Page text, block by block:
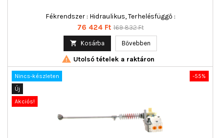
Fékrendszer : Hidraulikus, Terhelésfüggő :
Ár
76 424 Ft Normál
169 832 Ft
 Kosárba Bővebben
 Utolsó tételek a raktáron
-55%
Nincs-készleten
Új
Akciós!